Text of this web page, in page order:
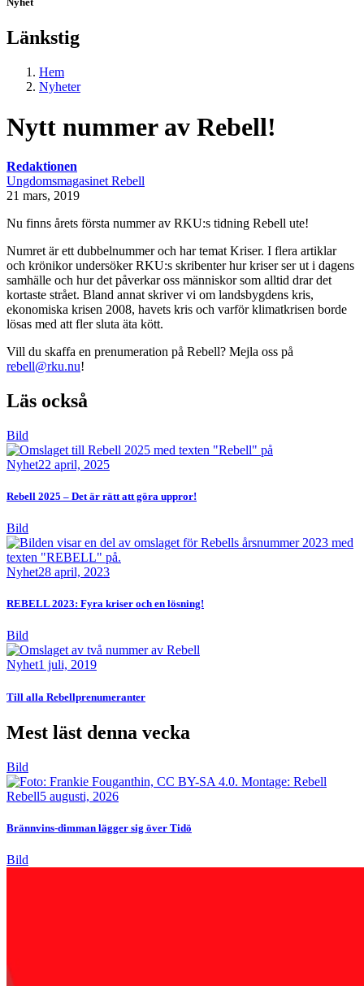
Länkstig
Hem
Nyheter
Nytt nummer av Rebell!
Redaktionen
Ungdomsmagasinet Rebell
21 mars, 2019
Nu finns årets första nummer av RKU:s tidning Rebell ute!
Numret är ett dubbelnummer och har temat Kriser. I flera artiklar
och krönikor undersöker RKU:s skribenter hur kriser ser ut i dagens
samhälle och hur det påverkar oss människor som alltid drar det
kortaste strået. Bland annat skriver vi om landsbygdens kris,
ekonomiska krisen 2008, havets kris och varför klimatkrisen borde
lösas med att fler sluta äta kött.
Vill du skaffa en prenumeration på Rebell? Mejla oss på
rebell@rku.nu!
Läs också
Bild
Nyhet22 april, 2025
Rebell 2025 – Det är rätt att göra uppror!
Bild
Nyhet28 april, 2023
REBELL 2023: Fyra kriser och en lösning!
Bild
Nyhet1 juli, 2019
Till alla Rebellprenumeranter
Mest läst denna vecka
Bild
Rebell5 augusti, 2026
Brännvins-dimman lägger sig över Tidö
Bild